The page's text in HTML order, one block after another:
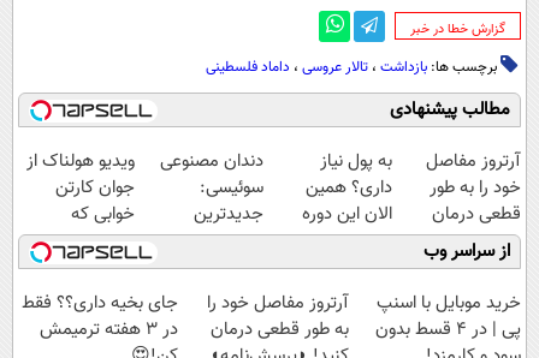
‌گزارش خطا در خبر
برچسب ها: بازداشت ، تالار عروسی ، داماد فلسطینی
مطالب پیشنهادی
آرتروز مفاصل
خود را به طور
قطعی درمان
کنید!
◗پرسش‌نامه◖
به پول نیاز
داری؟ همین
الان این دوره
رایگان رو شرکت
کن تا دیر نشده!
دندان مصنوعی
سوئیسی:
جدیدترین
فناوری اروپا،
سبک و مقاوم |
پرداخت قسطی
ویدیو هولناک از
جوان کارتن
خوابی که
میلیاردر شد.
آموزش رایگان
از سراسر وب
خرید موبایل با اسنپ
پی | در ۴ قسط بدون
آرتروز مفاصل خود را
به طور قطعی درمان
جای بخیه داری؟؟ فقط
در 3 هفته ترمیمش